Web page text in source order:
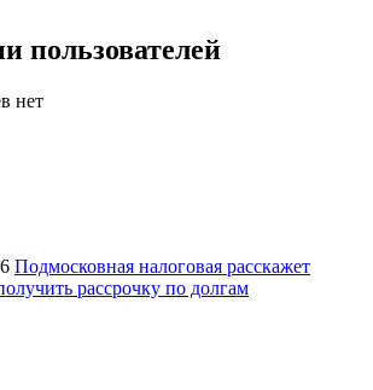
пользователей
нет
Подмосковная налоговая расскажет
рассрочку по долгам